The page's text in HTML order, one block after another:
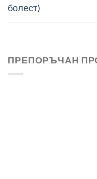
болест)
ПРЕПОРЪЧАН